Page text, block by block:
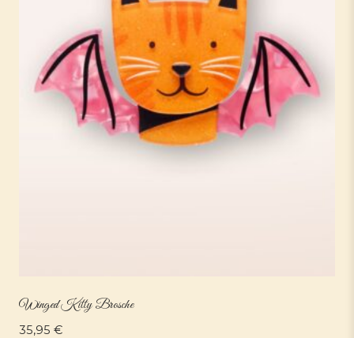
Winged Kitty Brosche
35,95 €